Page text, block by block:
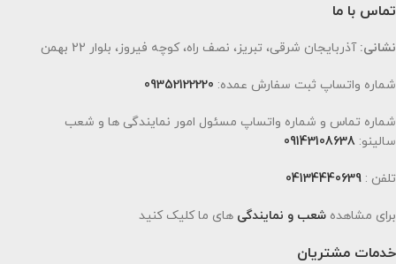
تماس با ما
نشانی: آذربایجان شرقی، تبریز، نصف راه، کوچه فیروز، بلوار 22 بهمن
شماره واتساپ ثبت سفارش عمده: 09352122220
شماره تماس و شماره واتساپ مسئول امور نمایندگی ها و شعب
سالینو: 09143108638
تلفن : 04134440639
برای مشاهده شعب و نمایندگی های ما کلیک کنید
خدمات مشتریان